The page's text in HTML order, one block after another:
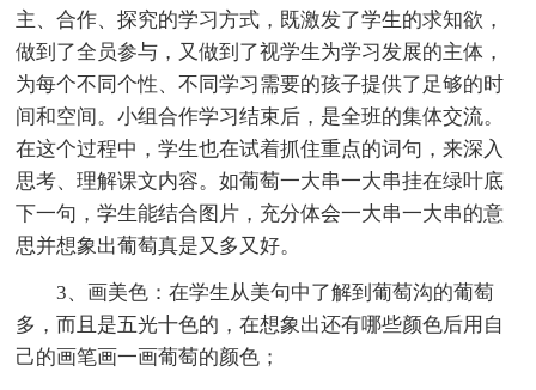
主、合作、探究的学习方式，既激发了学生的求知欲，
做到了全员参与，又做到了视学生为学习发展的主体，
为每个不同个性、不同学习需要的孩子提供了足够的时
间和空间。小组合作学习结束后，是全班的集体交流。
在这个过程中，学生也在试着抓住重点的词句，来深入
思考、理解课文内容。如葡萄一大串一大串挂在绿叶底
下一句，学生能结合图片，充分体会一大串一大串的意
思并想象出葡萄真是又多又好。
3、画美色：在学生从美句中了解到葡萄沟的葡萄
多，而且是五光十色的，在想象出还有哪些颜色后用自
己的画笔画一画葡萄的颜色；